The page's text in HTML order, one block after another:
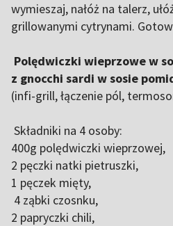
wymieszaj, nałóż na talerz,
grillowanymi cytrynami.
Polędwiczki wieprzowe w
z gnocchi sardi w sosie
(infi-grill, łączenie pól,
Składniki na 4 osoby:
400g polędwiczki wieprzowej,
2 pęczki natki pietruszki,
1 pęczek mięty,
4 ząbki czosnku,
2 papryczki chili,